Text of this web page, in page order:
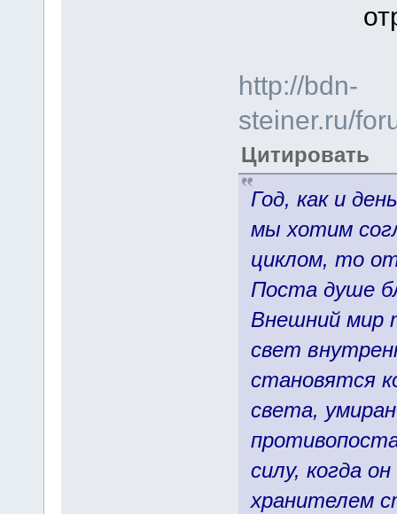
http://bdn-
steiner.ru/
Цитировать
Год, как и
мы хотим
циклом, то
Поста душе
Внешний мир
свет
становятся
света,
силу, когда
хранителем